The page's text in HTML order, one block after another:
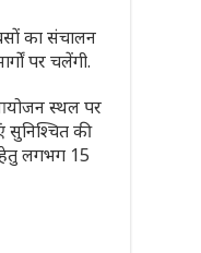
का संचालन
पर चलेंगी.
स्थल पर
की
हेतु लगभग 15